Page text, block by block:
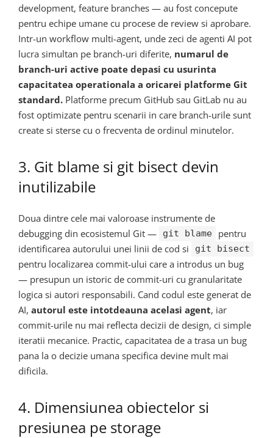
development, feature branches — au fost concepute
pentru echipe umane cu procese de review si aprobare.
Intr-un workflow multi-agent, unde zeci de agenti AI pot
lucra simultan pe branch-uri diferite, numarul de
branch-uri active poate depasi cu usurinta
capacitatea operationala a oricarei platforme Git
standard. Platforme precum GitHub sau GitLab nu au
fost optimizate pentru scenarii in care branch-urile sunt
create si sterse cu o frecventa de ordinul minutelor.
3. Git blame si git bisect devin
inutilizabile
Doua dintre cele mai valoroase instrumente de
debugging din ecosistemul Git —
git blame
pentru
identificarea autorului unei linii de cod si
git bisect
pentru localizarea commit-ului care a introdus un bug
— presupun un istoric de commit-uri cu granularitate
logica si autori responsabili. Cand codul este generat de
AI, autorul este intotdeauna acelasi agent, iar
commit-urile nu mai reflecta decizii de design, ci simple
iteratii mecanice. Practic, capacitatea de a trasa un bug
pana la o decizie umana specifica devine mult mai
dificila.
4. Dimensiunea obiectelor si
presiunea pe storage